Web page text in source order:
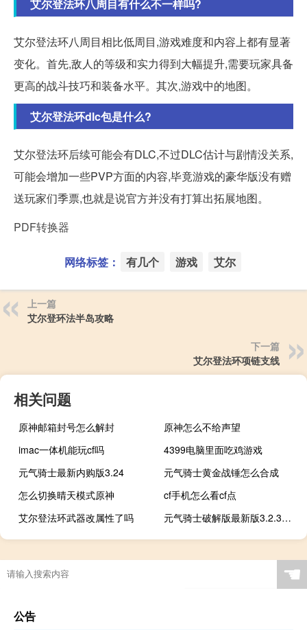
艾尔登法环八周目有什么不一样吗?
艾尔登法环八周目相比低周目,游戏难度和内容上都有显著
变化。首先,敌人的等级和实力得到大幅提升,需要玩家具备
更高的战斗技巧和装备水平。其次,游戏中的地图。
艾尔登法环dlc包是什么?
艾尔登法环后续可能会有DLC,不过DLC估计与剧情没关系,
可能会增加一些PVP方面的内容,毕竟游戏的豪华版没有赠
送玩家们季票,也就是说官方并没有打算出拓展地图。
PDF转换器
网络标签： 有几个 游戏 艾尔
上一篇
艾尔登环法半岛攻略
下一篇
艾尔登法环项链支线
相关问题
原神邮箱封号怎么解封
原神怎么不给声望
imac一体机能玩cf吗
4399电脑里面吃鸡游戏
元气骑士最新内购版3.24
元气骑士黄金战锤怎么合成
怎么切换晴天模式原神
cf手机怎么看cf点
艾尔登法环武器改属性了吗
元气骑士破解版最新版3.2.3黑侠可远程联机
☚
公告